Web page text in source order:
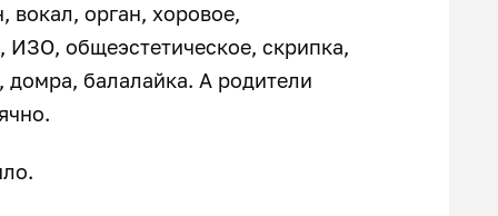
вокал, орган, хоровое,
ИЗО, общеэстетическое, скрипка,
балалайка. А родители